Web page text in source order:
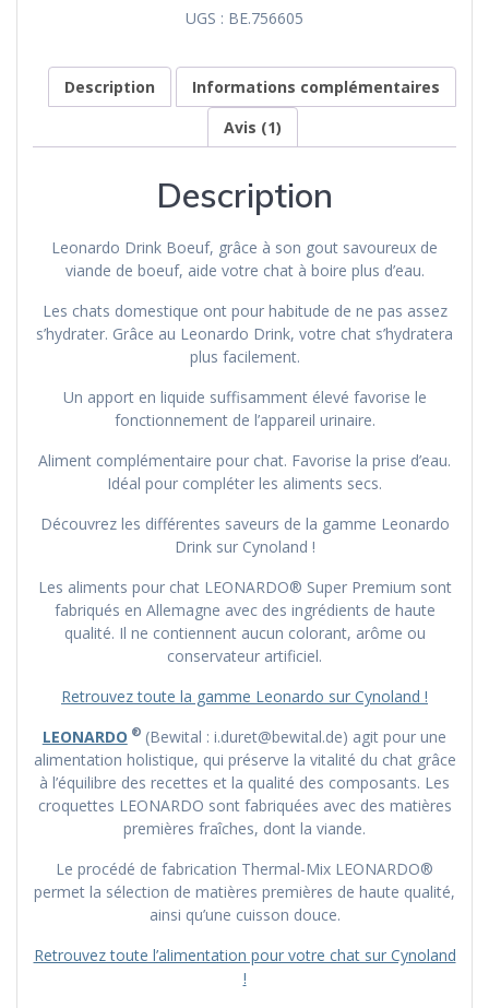
UGS : BE.756605
Description
Informations complémentaires
Avis (1)
Description
Leonardo Drink Boeuf, grâce à son gout savoureux de
viande de boeuf, aide votre chat à boire plus d’eau.
Les chats domestique ont pour habitude de ne pas assez
s’hydrater. Grâce au Leonardo Drink, votre chat s’hydratera
plus facilement.
Un apport en liquide suffisamment élevé favorise le
fonctionnement de l’appareil urinaire.
Aliment complémentaire pour chat. Favorise la prise d’eau.
Idéal pour compléter les aliments secs.
Découvrez les différentes saveurs de la gamme Leonardo
Drink sur Cynoland !
Les aliments pour chat LEONARDO® Super Premium sont
fabriqués en Allemagne avec des ingrédients de haute
qualité. Il ne contiennent aucun colorant, arôme ou
conservateur artificiel.
Retrouvez toute la gamme Leonardo sur Cynoland !
LEONARDO ® (Bewital : i.duret@bewital.de) agit pour une
alimentation holistique, qui préserve la vitalité du chat grâce
à l’équilibre des recettes et la qualité des composants. Les
croquettes LEONARDO sont fabriquées avec des matières
premières fraîches, dont la viande.
Le procédé de fabrication Thermal-Mix LEONARDO®
permet la sélection de matières premières de haute qualité,
ainsi qu’une cuisson douce.
Retrouvez toute l’alimentation pour votre chat sur Cynoland
!